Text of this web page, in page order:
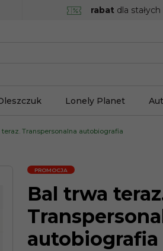
rabat dla
Lonely Planet
Transpersonalna autobiografia
PROMOCJA
Bal trwa
autobiografia